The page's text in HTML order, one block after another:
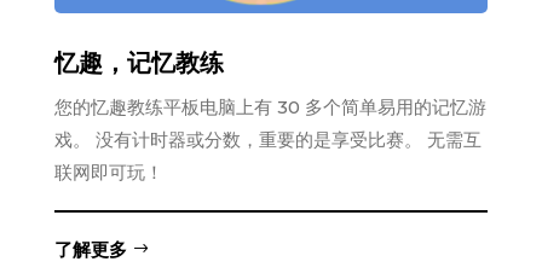
忆趣，记忆教练
您的忆趣教练平板电脑上有 30 多个简单易用的记忆游
戏。 没有计时器或分数，重要的是享受比赛。 无需互
联网即可玩！
了解更多